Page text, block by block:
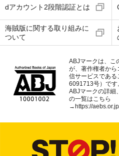
dアカウント2段階認証とは
海賊版に関する取り組みに
ついて
ABJマークは、こ
が、著作権者か
信サービスであ
6091713号）です
ABJマークの詳細
の一覧はこちら
→https://